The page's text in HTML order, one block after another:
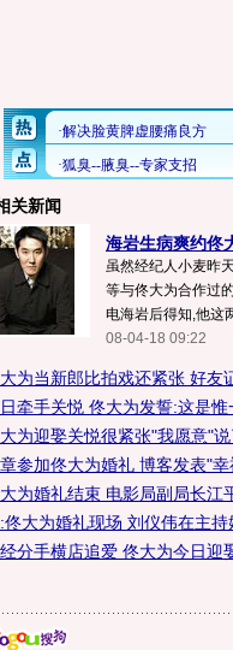
关新闻
海岩生病爽约佟
虽然经纪人小麦昨
等与佟大为合作过
电海岩后得知,他这
08-04-18 09:22
为当新郎比拍戏还紧张 好友
牵手关悦 佟大为发誓:这是惟
为迎娶关悦很紧张"我愿意"
参加佟大为婚礼 博客发表"
为婚礼结束 电影局副局长江
佟大为婚礼现场 刘仪伟在主持
分手横店追爱 佟大为今日迎